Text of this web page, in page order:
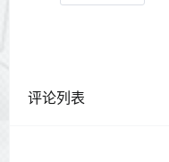
评论列表